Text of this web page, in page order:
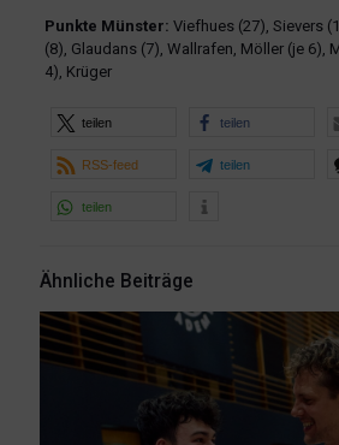
Punkte Münster: Viefhues (27), Sievers
(8), Glaudans (7), Wallrafen, Möller (je 6),
4), Krüger
teilen teilen
RSS-feed teilen
teilen
Ähnliche Beiträge